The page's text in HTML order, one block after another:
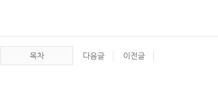
목차 다음글 이전글